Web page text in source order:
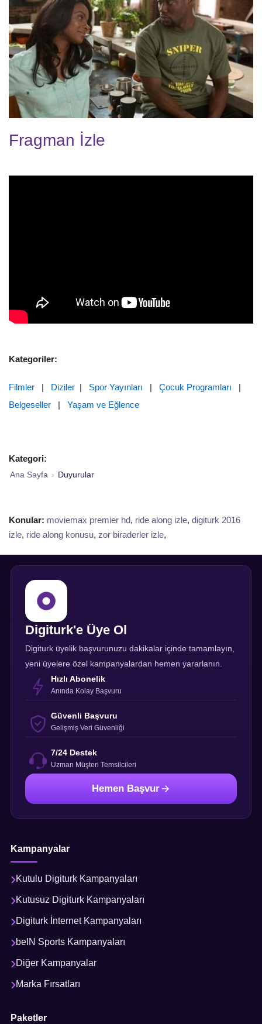
Fragman İzle
Kategoriler:
Filmler | Diziler | Spor Yayınları | Çocuk Programları |
Belgeseller | Yaşam ve Eğlence
Kategori:
Ana Sayfa › Duyurular
Konular: moviemax premier hd, ride along izle, digiturk 2016
izle, ride along konusu, zor biraderler izle,
Digiturk'e Üye Ol
Digiturk üyelik başvurunuzu dakikalar içinde tamamlayın,
yeni üyelere özel kampanyalardan hemen yararlanın.
Hızlı Abonelik
Anında Kolay Başvuru
Güvenli Başvuru
Gelişmiş Veri Güvenliği
7/24 Destek
Uzman Müşteri Temsilcileri
Hemen Başvur
Kampanyalar
Kutulu Digiturk Kampanyaları
Kutusuz Digiturk Kampanyaları
Digiturk İnternet Kampanyaları
beIN Sports Kampanyaları
Diğer Kampanyalar
Marka Fırsatları
Paketler